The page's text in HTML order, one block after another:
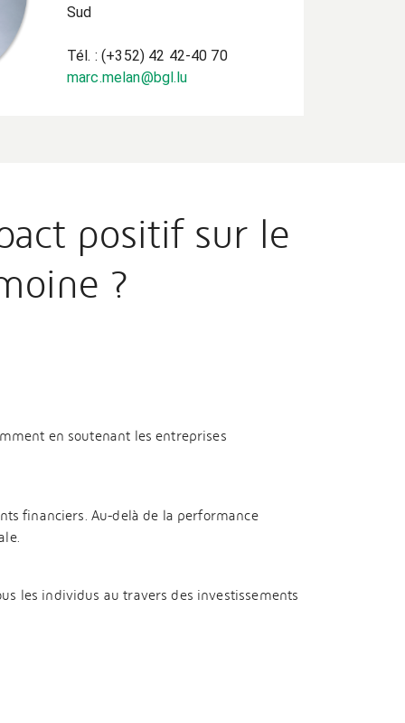
Sud
Tél. : (+352) 42 42-40 70
marc.melan@bgl.lu
positif sur le
?
en soutenant les entreprises
financiers. Au-delà de la performance
les individus au travers des investissements